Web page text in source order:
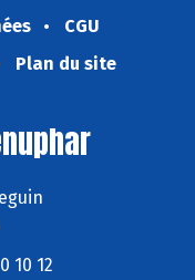
CGU
Plan du site
10 12